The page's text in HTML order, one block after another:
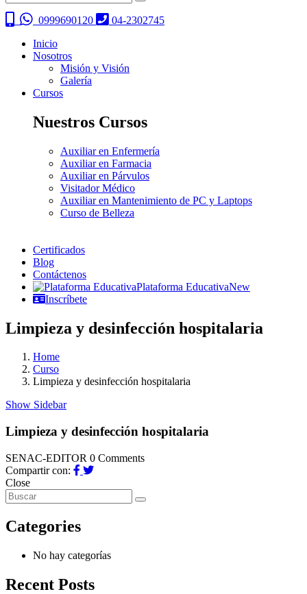
0999690120
04-2302745
Inicio
Nosotros
Misión y Visión
Galería
Cursos
Nuestros Cursos
Auxiliar en Enfermería
Auxiliar en Farmacia
Auxiliar en Párvulos
Visitador Médico
Auxiliar en Mantenimiento de PC y Laptops
Curso de Belleza
Certificados
Blog
Contáctenos
Plataforma EducativaNew
Inscríbete
Limpieza y desinfección hospitalaria
Home
Curso
Limpieza y desinfección hospitalaria
Show Sidebar
Limpieza y desinfección hospitalaria
SENAC-EDITOR 0 Comments
Compartir con:
Close
Categories
No hay categorías
Recent Posts